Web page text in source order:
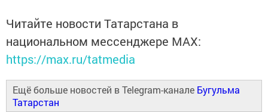
Читайте новости Татарстана в
национальном мессенджере MАХ:
https://max.ru/tatmedia
Ещё больше новостей в Telegram-канале Бугульма
Татарстан